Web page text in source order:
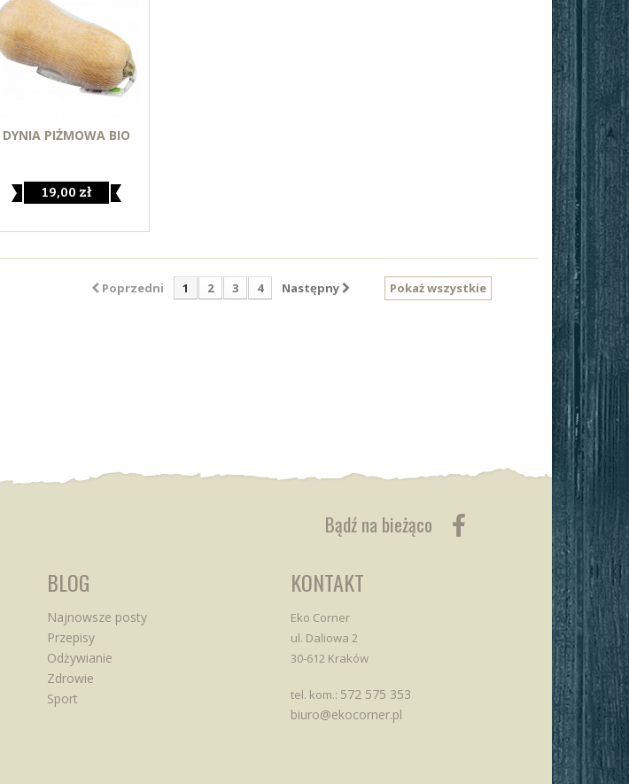
DYNIA PIŻMOWA BIO
19,00 zł
Pokaż wszystkie
Poprzedni 1 2 3 4 Następny
Bądź na bieżąco
BLOG
Najnowsze posty
Przepisy
Odżywianie
Zdrowie
Sport
KONTAKT
Eko Corner
ul. Daliowa 2
30-612 Kraków
tel. kom.: 572 575 353
biuro@ekocorner.pl